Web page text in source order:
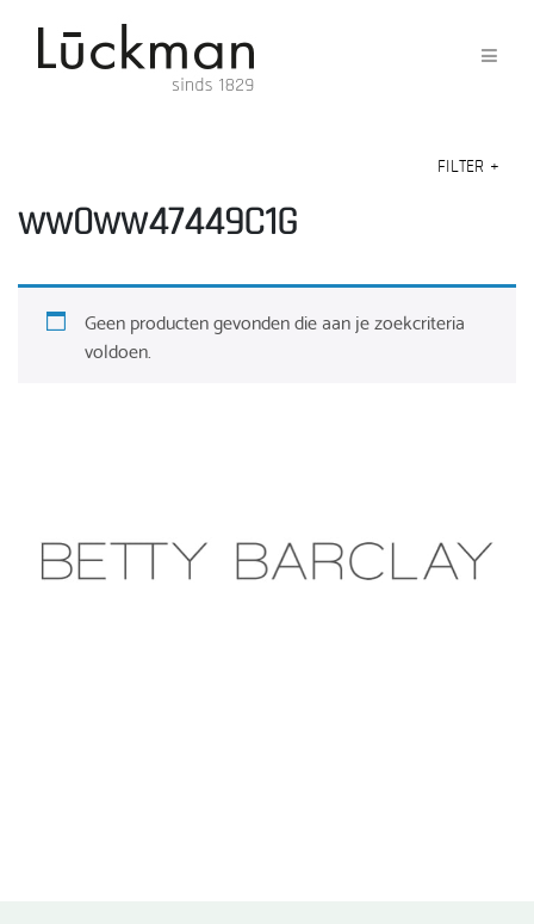
FILTER +
ww0ww47449C1G
Geen producten gevonden die aan je zoekcriteria
voldoen.